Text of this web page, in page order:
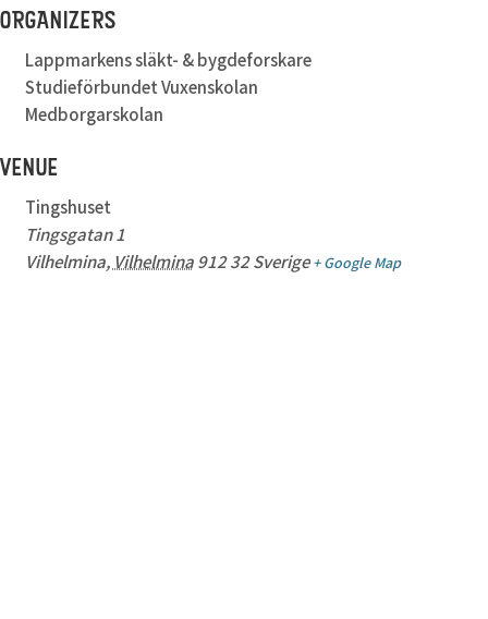
ORGANIZERS
Lappmarkens släkt- & bygdeforskare
Studieförbundet Vuxenskolan
Medborgarskolan
VENUE
Tingshuset
Tingsgatan 1
Vilhelmina, Vilhelmina 912 32 Sverige + Google Map